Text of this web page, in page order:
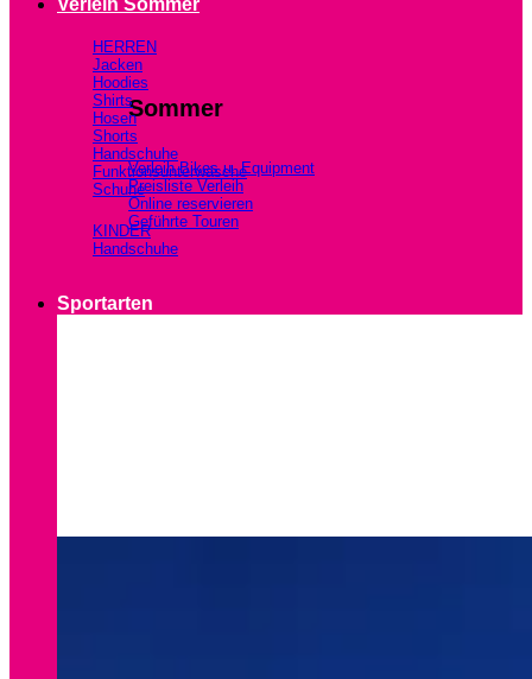
Verleih Sommer
Sommer
Verleih Bikes u. Equipment
Preisliste Verleih
Online reservieren
Geführte Touren
HERREN
Jacken
Hoodies
Shirts
Hosen
Shorts
Handschuhe
Funktionsunterwäsche
Schuhe
KINDER
Handschuhe
Sportarten